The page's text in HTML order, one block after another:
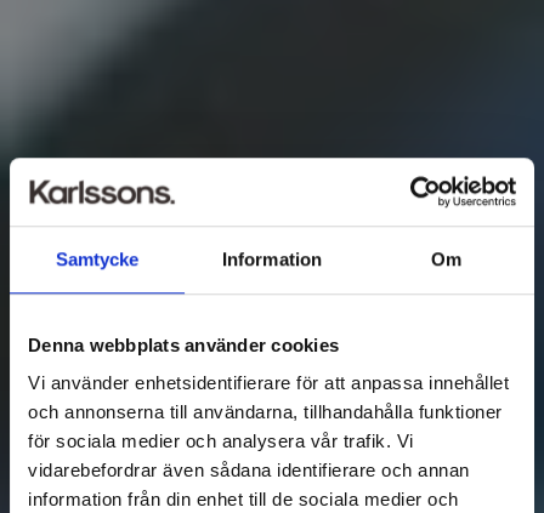
Samtycke Information Om
Denna webbplats använder cookies
Vi använder enhetsidentifierare för att anpassa innehållet
och annonserna till användarna, tillhandahålla funktioner
för sociala medier och analysera vår trafik. Vi
vidarebefordrar även sådana identifierare och annan
information från din enhet till de sociala medier och